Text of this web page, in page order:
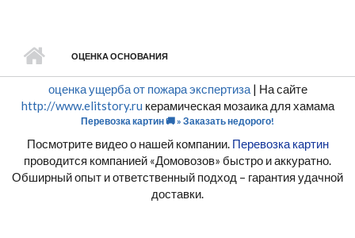
ОЦЕНКА ОСНОВАНИЯ
оценка ущерба от пожара экспертиза| На сайте
http://www.elitstory.ru керамическая мозаика для хамама
Перевозка картин 🚚 » Заказать недорого!
Посмотрите видео о нашей компании. Перевозка картин
проводится компанией «Домовозов» быстро и аккуратно.
Обширный опыт и ответственный подход – гарантия удачной
доставки.